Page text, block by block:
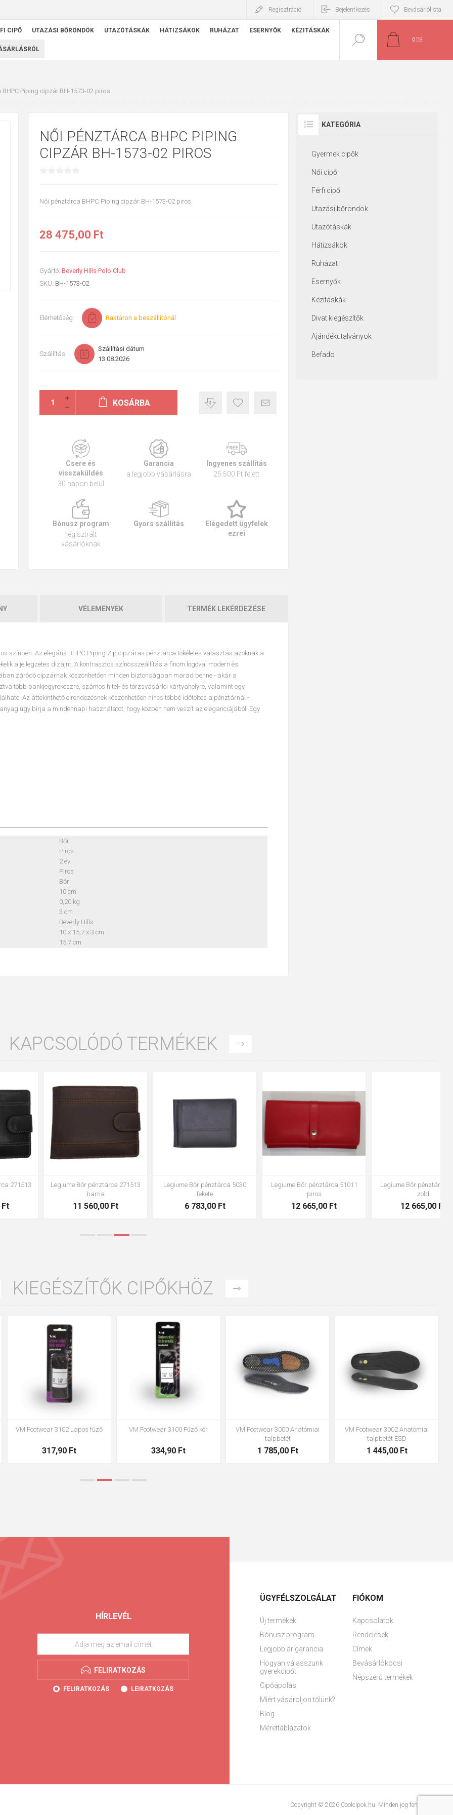
Regisztráció Bejelentkezés Bevásárlólista
CIPŐ UTAZÁSI BŐRÖNDÖK UTAZÓTÁSKÁK HÁTIZSÁKOK RUHÁZAT ESERNYŐK KÉZITÁSKÁK
0 DB
BHPC Piping cipzár BH-1573-02 piros
NŐI PÉNZTÁRCA BHPC PIPING
CIPZÁR BH-1573-02 PIROS
Női pénztárca BHPC Piping cipzár BH-1573-02 piros
28 475,00 Ft
Gyártó: Beverly Hills Polo Club
SKU: BH-1573-02
Elérhetőség: Raktáron a beszállítónál
Szállítás:
Szállítási dátum
13.08.2026
KOSÁRBA
Csere és
visszaküldés
30 napon belül
Garancia
a legjobb vásárlásra
Ingyenes szállítás
25 500 Ft felett
Bónusz program
regisztrált
vásárlóknak
Gyors szállítás
Elégedett ügyfelek
ezrei
VÉLEMÉNYEK TERMÉK LEKÉRDEZÉSE
színben. Az elegáns BHPC Piping Zip cipzáras pénztárca tökéletes választás azoknak a
a jellegzetes dizájnt. A kontrasztos színösszeállítás a finom logóval modern és
záródó cipzárnak köszönhetően minden biztonságban marad benne - akár a
több bankjegyrekeszre, számos hitel- és törzsvásárlói kártyahelyre, valamint egy
Az áttekinthető elrendezésnek köszönhetően nincs többé időtöltés a pénztárnál -
úgy bírja a mindennapi használatot, hogy közben nem veszít az eleganciájából. Egy
Bőr
Piros
2 év
Piros
Bőr
10 cm
0,20 kg
3 cm
Beverly Hills
10 x 15,7 x 3 cm
15,7 cm
KATEGÓRIA
Gyermek cipők
Női cipő
Férfi cipő
Utazási bőröndök
Utazótáskák
Hátizsákok
Ruházat
Esernyők
Kézitáskák
Divat kiegészítők
Ajándékutalványok
Befado
KAPCSOLÓDÓ TERMÉKEK
Legiume Bőr pénztárca 51011
12 665,00 Ft
Legiume Bőr pénztárca 51011
12 665,00 Ft
Legiume Bőr pénztárca 6366
10 183,00 Ft
Legiume Bőr pénztárca 9011
10 540,00 Ft
KIEGÉSZÍTŐK CIPŐKHÖZ
VM Footwear 3002 Anatómiai
1 445,00 Ft
37 39
47
VM Footwear 3900 cipőtisztító
663,00 Ft
VM Footwear 3600 Impregnáló
vízzáró
4 063,00 Ft
Bennon ABSORBA XTR ESD betét
1 683,00 Ft
HÍRLEVÉL
FELIRATKOZÁS
FELIRATKOZÁS LEIRATKOZÁS
ÜGYFÉLSZOLGÁLAT
Új termékek
Bónusz program
Legjobb ár garancia
Hogyan válasszunk
gyerekcipőt
Cipőápolás
Miért vásároljon tőlünk?
Blog
Mérettáblázatok
FIÓKOM
Kapcsolatok
Rendelések
Címek
Bevásárlókocsi
Népszerű termékek
Copyright © 2026 Coolcipok.hu. Minden jog fenntartva.